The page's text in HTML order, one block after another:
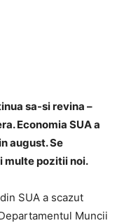
sa-si revina –
Economia SUA a
august. Se
multe pozitii noi.
SUA a scazut
Muncii